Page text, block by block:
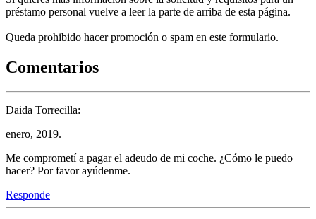
préstamo personal vuelve a leer la parte de arriba de esta página.
Queda prohibido hacer promoción o spam en este formulario.
Comentarios
Daida Torrecilla:
enero, 2019.
Me comprometí a pagar el adeudo de mi coche. ¿Cómo le puedo
hacer? Por favor ayúdenme.
Responde